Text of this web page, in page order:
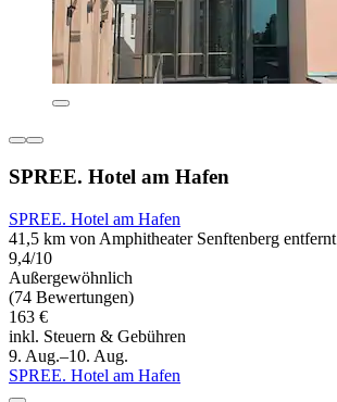
SPREE. Hotel am Hafen
SPREE. Hotel am Hafen
41,5 km von Amphitheater Senftenberg entfernt
9,4/10
Außergewöhnlich
(74 Bewertungen)
163 €
inkl. Steuern & Gebühren
9. Aug.–10. Aug.
SPREE. Hotel am Hafen